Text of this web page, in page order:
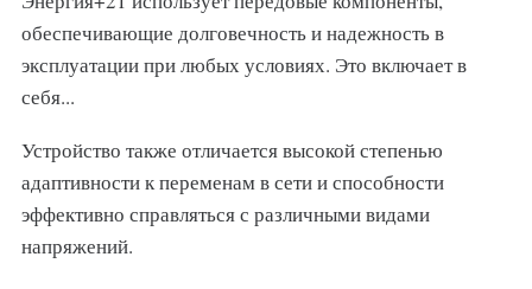
обеспечивающие долговечность и надежность в
эксплуатации при любых условиях. Это включает в
себя...
Устройство также отличается высокой степенью
адаптивности к переменам в сети и способности
эффективно справляться с различными видами
напряжений.